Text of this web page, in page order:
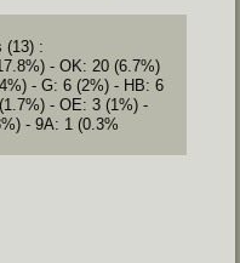
(13) :
-OK: 20 (6.7%)
-G: 6 (2%) - HB: 6
-OE: 3 (1%) -
-9A: 1 (0.3%